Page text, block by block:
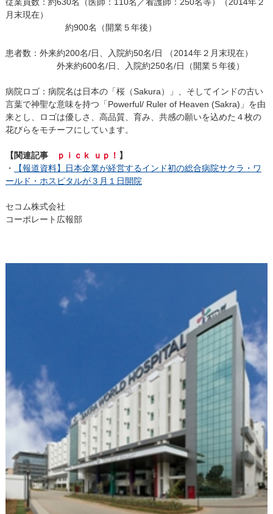
月末現在）
約900名（開業５年後）
患者数：外来約200名/日、入院約50名/日 （2014年２月末現在）
外来約600名/日、入院約250名/日（開業５年後）
病院ロゴ：病院名は日本の「桜（Sakura）」、そしてインドの古い
言葉で神聖な意味を持つ「Powerful/ Ruler of Heaven (Sakra)」を由
来とし、ロゴは優しさ、高品質、育み、共感の願いを込めた４枚の
花びらをモチーフにしています。
【関連記事 ｐｉｃｋ ｕｐ！ 】
・
【報道資料】日本企業が経営するインド初の総合病院サクラ・ワ
ールド・ホスピタルが３月１日開院
セコム株式会社
コーポレート広報部